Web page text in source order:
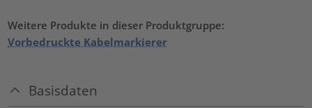
Weitere Produkte in dieser Produktgruppe:
Vorbedruckte Kabelmarkierer
Basisdaten